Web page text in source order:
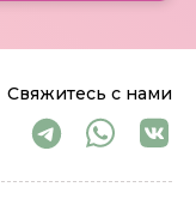
Свяжитесь с нами